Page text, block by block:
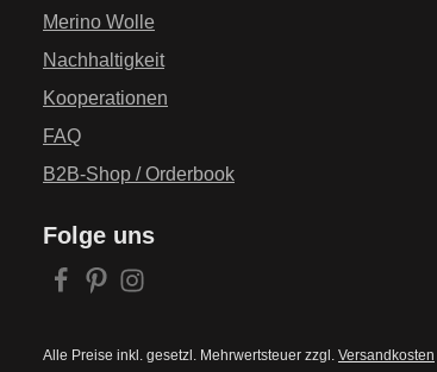
Folge uns
Alle Preise inkl. gesetzl. Mehrwertsteuer zzgl. Versandkosten
Merino Wolle
Nachhaltigkeit
Kooperationen
FAQ
B2B-Shop / Orderbook